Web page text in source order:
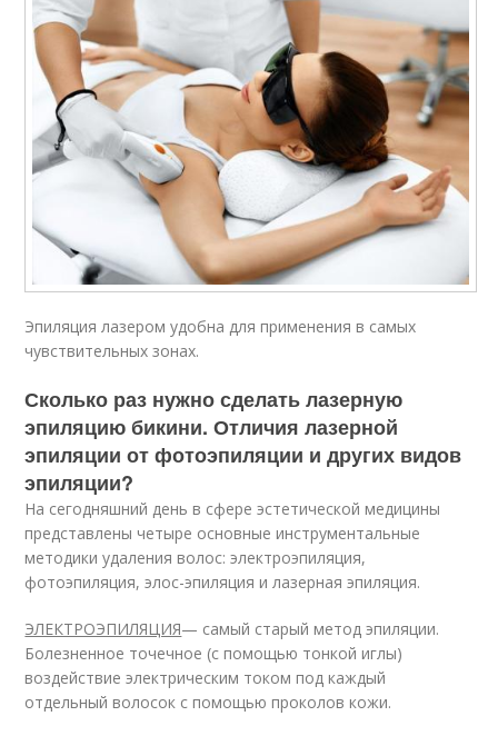
Эпиляция лазером удобна для применения в самых
чувствительных зонах.
Сколько раз нужно сделать лазерную
эпиляцию бикини. Отличия лазерной
эпиляции от фотоэпиляции и других видов
эпиляции?
На сегодняшний день в сфере эстетической медицины
представлены четыре основные инструментальные
методики удаления волос: электроэпиляция,
фотоэпиляция, элос-эпиляция и лазерная эпиляция.
ЭЛЕКТРОЭПИЛЯЦИЯ— самый старый метод эпиляции.
Болезненное точечное (с помощью тонкой иглы)
воздействие электрическим током под каждый
отдельный волосок с помощью проколов кожи.